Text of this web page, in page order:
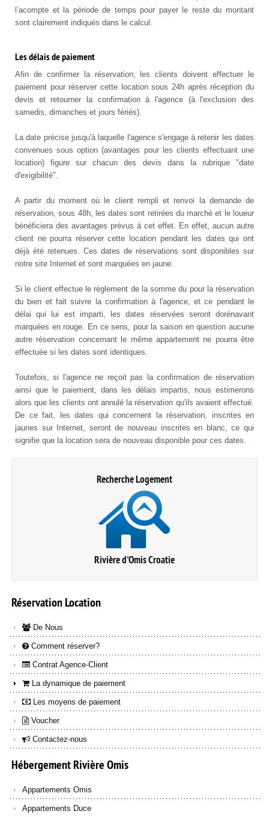
l’acompte et la période de temps pour payer le reste du montant
sont clairement indiqués dans le calcul.
Les délais de paiement
Afin de confirmer la réservation, les clients doivent effectuer le
paiement pour réserver cette location sous 24h après réception du
devis et retourner la confirmation à l'agence (à l'exclusion des
samedis, dimanches et jours fériés).
La date précise jusqu'à laquelle l'agence s'engage à retenir les dates
convenues sous option (avantages pour les clients effectuant une
location) figure sur chacun des devis dans la rubrique "date
d'exigibilité".
A partir du moment où le client rempli et renvoi la demande de
réservation, sous 48h, les dates sont retirées du marché et le loueur
bénéficiera des avantages prévus à cet effet. En effet, aucun autre
client ne pourra réserver cette location pendant les dates qui ont
déjà été retenues. Ces dates de réservations sont disponibles sur
notre site Internet et sont marquées en jaune.
Si le client effectue le règlement de la somme du pour la réservation
du bien et fait suivre la confirmation à l'agence, et ce pendant le
délai qui lui est imparti, les dates réservées seront dorénavant
marquées en rouge. En ce sens, pour la saison en question aucune
autre réservation concernant le même appartement ne pourra être
effectuée si les dates sont identiques.
Toutefois, si l'agence ne reçoit pas la confirmation de réservation
ainsi que le paiement, dans les délais impartis, nous estimerons
alors que les clients ont annulé la réservation qu'ils avaient effectué.
De ce fait, les dates qui concernent la réservation, inscrites en
jaunes sur Internet, seront de nouveau inscrites en blanc, ce qui
signifie que la location sera de nouveau disponible pour ces dates.
Recherche Logement
Rivière d'Omis Croatie
RéservationLocation
De Nous
Comment réserver?
Contrat Agence-Client
La dynamique de paiement
Les moyens de paiement
Voucher
Contactez-nous
HébergementRivièreOmis
Appartements Omis
Appartements Duce